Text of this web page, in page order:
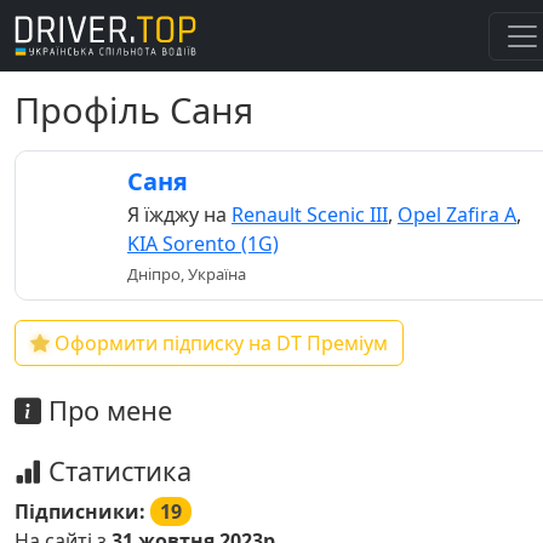
Профіль Саня
Саня
Я їжджу на Renault Scenic III, Opel Zafira A,
KIA Sorento (1G)
Дніпро, Україна
Оформити підписку на DT Преміум
Про мене
Статистика
Підписники:
19